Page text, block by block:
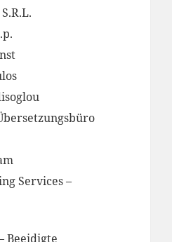
Services –
Beeidigte